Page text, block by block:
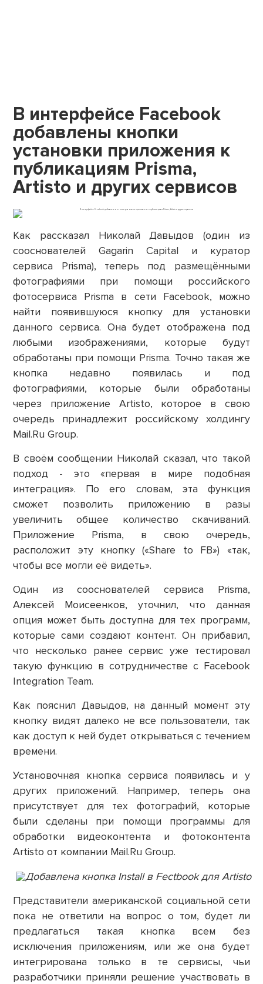
В интерфейсе Facebook
добавлены кнопки
установки приложения к
публикациям Prisma,
Artisto и других сервисов
Как рассказал Николай Давыдов (один из
сооснователей Gagarin Capital и куратор
сервиса Prisma), теперь под размещёнными
фотографиями при помощи российского
фотосервиса Prisma в сети Facebook, можно
найти появившуюся кнопку для установки
данного сервиса. Она будет отображена под
любыми изображениями, которые будут
обработаны при помощи Prisma. Точно такая же
кнопка недавно появилась и под
фотографиями, которые были обработаны
через приложение Artisto, которое в свою
очередь принадлежит российскому холдингу
Mail.Ru Group.
В своём сообщении Николай сказал, что такой
подход - это «первая в мире подобная
интеграция». По его словам, эта функция
сможет позволить приложению в разы
увеличить общее количество скачиваний.
Приложение Prisma, в свою очередь,
расположит эту кнопку («Share to FB») «так,
чтобы все могли её видеть».
Один из сооснователей сервиса Prisma,
Алексей Моисеенков, уточнил, что данная
опция может быть доступна для тех программ,
которые сами создают контент. Он прибавил,
что несколько ранее сервис уже тестировал
такую функцию в сотрудничестве с Facebook
Integration Team.
Как пояснил Давыдов, на данный момент эту
кнопку видят далеко не все пользователи, так
как доступ к ней будет открываться с течением
времени.
Установочная кнопка сервиса появилась и у
других приложений. Например, теперь она
присутствует для тех фотографий, которые
были сделаны при помощи программы для
обработки видеоконтента и фотоконтента
Artisto от компании Mail.Ru Group.
Представители американской социальной сети
пока не ответили на вопрос о том, будет ли
предлагаться такая кнопка всем без
исключения приложениям, или же она будет
интегрирована только в те сервисы, чьи
разработчики приняли решение участвовать в